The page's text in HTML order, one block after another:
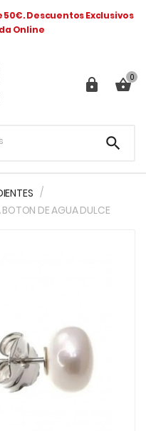
50€. Descuentos Exclusivos
Online
 0

BOTON DE AGUA DULCE